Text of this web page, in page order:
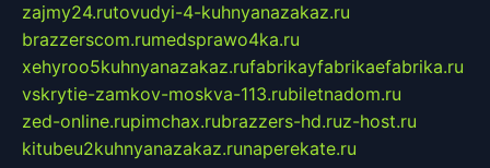
zajmy24.rutovudyi-4-kuhnyanazakaz.ru
brazzerscom.rumedsprawo4ka.ru
xehyroo5kuhnyanazakaz.rufabrikayfabrikaefabrika.ru
vskrytie-zamkov-moskva-113.rubiletnadom.ru
zed-online.rupimchax.rubrazzers-hd.ruz-host.ru
kitubeu2kuhnyanazakaz.runaperekate.ru